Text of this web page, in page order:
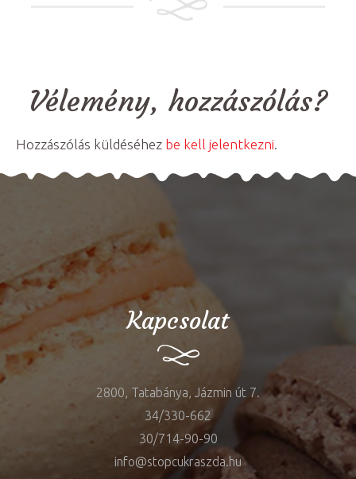
Vélemény, hozzászólás?
Hozzászólás küldéséhez be kell jelentkezni.
Kapcsolat
2800, Tatabánya, Jázmin út 7.
34/330-662
30/714-90-90
info@stopcukraszda.hu